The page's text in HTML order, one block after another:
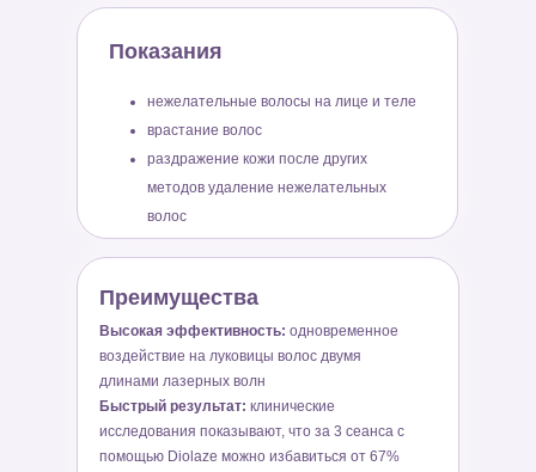
Преимущества
Высокая эффективность: одновременное
воздействие на луковицы волос двумя
длинами лазерных волн
Быстрый результат: клинические
исследования показывают, что за 3 сеанса с
помощью Diolaze можно избавиться от 67%
Показания
нежелательные волосы на лице и теле
врастание волос
раздражение кожи после других
методов удаление нежелательных
волос